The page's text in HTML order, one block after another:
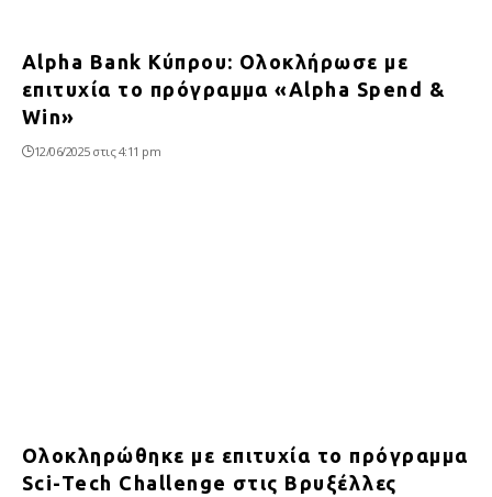
Alpha Bank Κύπρου: Ολοκλήρωσε με
επιτυχία το πρόγραμμα «Alpha Spend &
Win»
12/06/2025 στις 4:11 pm
Oλοκληρώθηκε με επιτυχία το πρόγραμμα
Sci-Tech Challenge στις Βρυξέλλες